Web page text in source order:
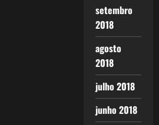
setembro
2018
agosto
2018
julho 2018
junho 2018